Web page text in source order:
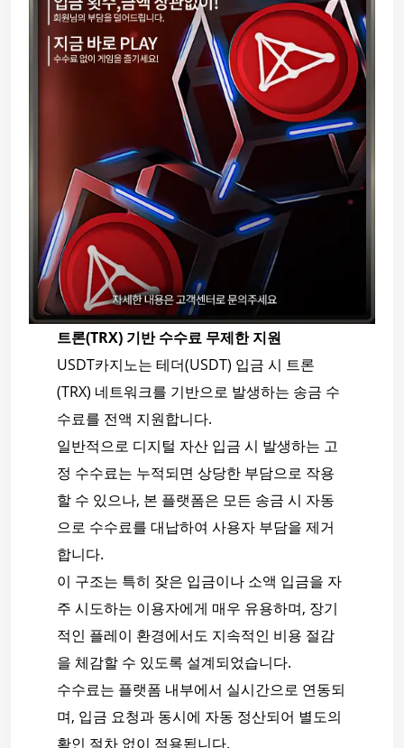
트론(TRX) 기반 수수료 무제한 지원
USDT카지노는 테더(USDT) 입금 시 트론
(TRX) 네트워크를 기반으로 발생하는 송금 수
수료를 전액 지원합니다.
일반적으로 디지털 자산 입금 시 발생하는 고
정 수수료는 누적되면 상당한 부담으로 작용
할 수 있으나, 본 플랫폼은 모든 송금 시 자동
으로 수수료를 대납하여 사용자 부담을 제거
합니다.
이 구조는 특히 잦은 입금이나 소액 입금을 자
주 시도하는 이용자에게 매우 유용하며, 장기
적인 플레이 환경에서도 지속적인 비용 절감
을 체감할 수 있도록 설계되었습니다.
수수료는 플랫폼 내부에서 실시간으로 연동되
며, 입금 요청과 동시에 자동 정산되어 별도의
확인 절차 없이 적용됩니다.